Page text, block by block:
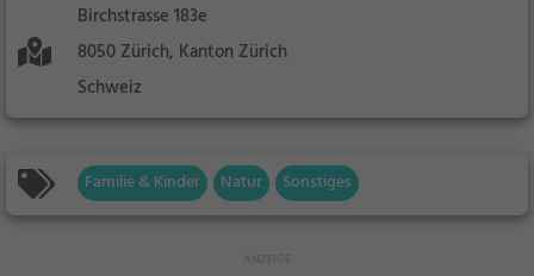
Birchstrasse 183e
8050 Zürich, Kanton Zürich
Schweiz
Familie & Kinder Natur Sonstiges